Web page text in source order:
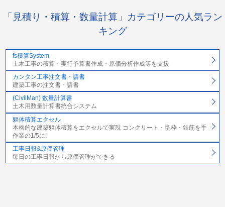
「見積り・積算・数量計算」カテゴリーの人気ラン
キング
fs積算System
土木工事の積算・実行予算書作成・原価分析作成等を支援
カンタン工事注文書・請書
建築工事の注文書・請書
(CivilMan) 数量計算書
土木用数量計算書統合システム
躯体積算エクセル
本格的な建築躯体積算をエクセルで実現 コンクリート・型枠・鉄筋を手
作業の1/5に!
工事日報&原価管理
毎日の工事日報から原価管理ができる